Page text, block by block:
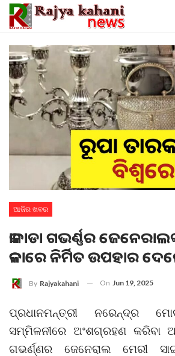
ଆଜିର ଖବର
କାନାଡା ଗଭର୍ଣ୍ଣର
କଳାରେ ନିର୍ମିତ ଉପହାର ଦେଲେ
By Rajyakahani On Jun 19, 2025
ପ୍ରଧାନମନ୍ତ୍ରୀ ନରେନ୍ଦ୍ର
ସମ୍ମିଳନୀରେ ଅଂଶଗ୍ରହଣ କରିବା
ଗଭର୍ଣ୍ଣର ଜେନେରାଲ ମେରୀ